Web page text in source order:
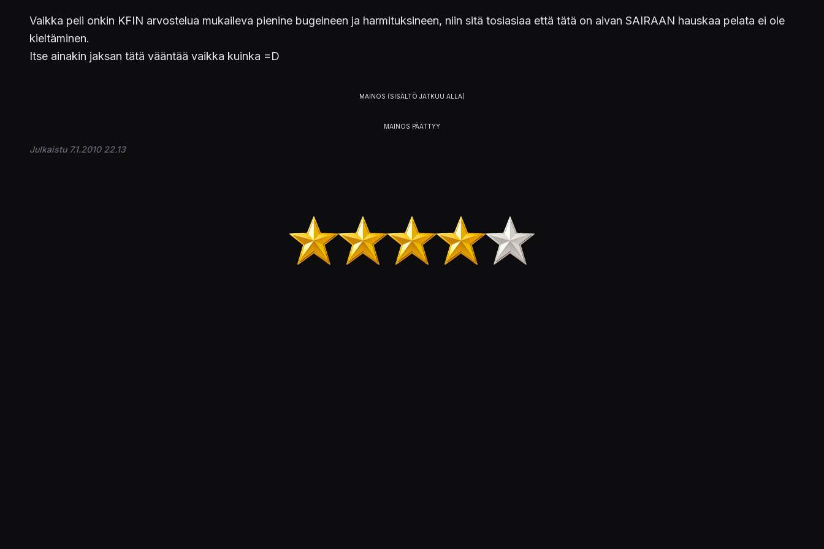
Vaikka peli onkin KFIN arvostelua mukaileva pienine bugeineen ja harmituksineen, niin sitä tosiasiaa että tätä on aivan SAIRAAN hauskaa pelata ei ole
kieltäminen.
Itse ainakin jaksan tätä vääntää vaikka kuinka =D
Julkaistu 7.1.2010 22.13